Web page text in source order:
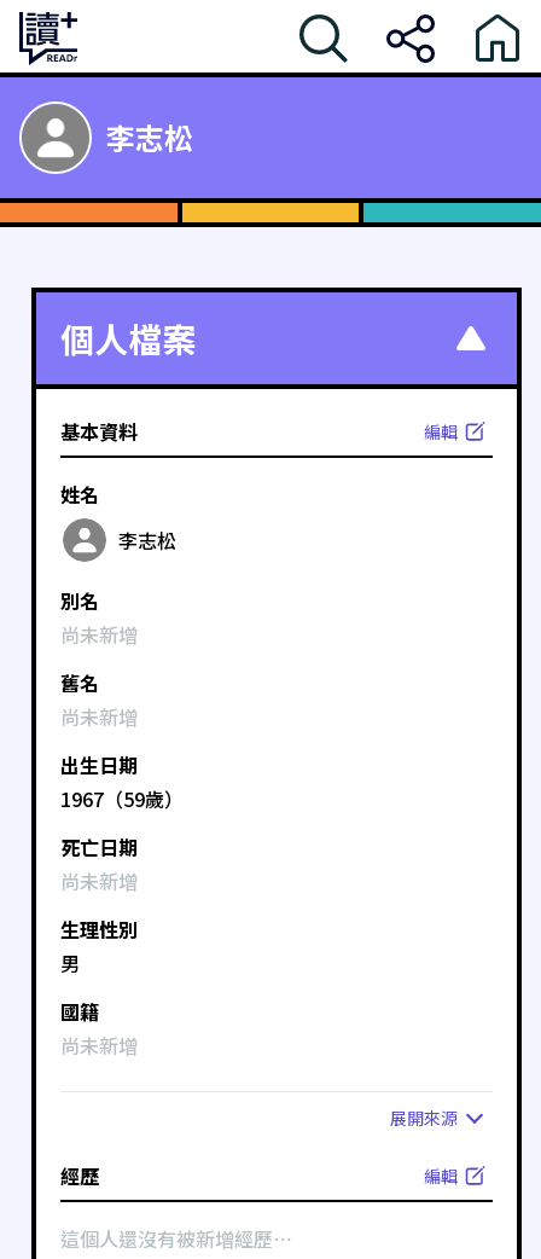
李志松
個人檔案
基本資料 編輯
姓名
李志松
別名
尚未新增
舊名
尚未新增
出生日期
1967（59歲）
死亡日期
尚未新增
生理性別
男
國籍
尚未新增
展開來源
經歷 編輯
這個人還沒有被新增經歷⋯